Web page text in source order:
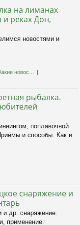
на лиманах
и реках Дон,
новостями и
новос…
рыбалка.
поплавочной
и способы. Как и
снаряжение и
и др. снаряжение.
применение.